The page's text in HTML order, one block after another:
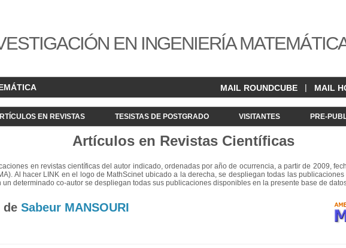
EN INGENIERÍA
MAIL ROUNDCUBE | MAIL
EN REVISTAS TESISTAS DE POSTGRADO VISITANTES PRE-
Artículos en Revistas Científicas
en revistas científicas del autor indicado, ordenadas por año de ocurrencia, a partir de 2009,
Al hacer LINK en el logo de MathScinet ubicado a la derecha, se despliegan todas las
un determinado co-autor se despliegan todas sus publicaciones disponibles en la presente base de
de Sabeur MANSOURI